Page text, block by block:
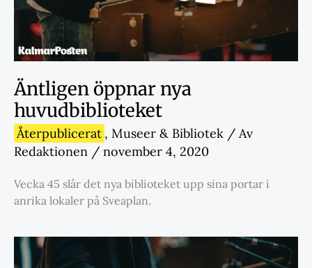
Äntligen öppnar nya
huvudbiblioteket
Återpublicerat , Museer & Bibliotek / Av
Redaktionen / november 4, 2020
Vecka 45 slår det nya biblioteket upp sina portar i
anrika lokaler på Sveaplan.